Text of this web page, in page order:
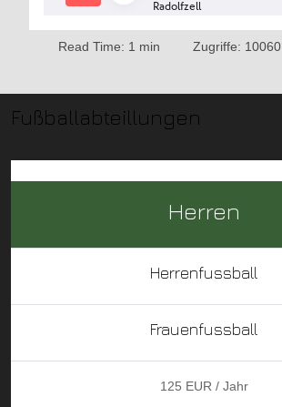
Read Time: 1 min Zugriffe: 10060
Fußballabteillungen
Herren
Herrenfussball
Frauenfussball
125 EUR / Jahr